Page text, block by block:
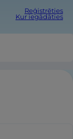
Reģistrēties
Kur iegādāties